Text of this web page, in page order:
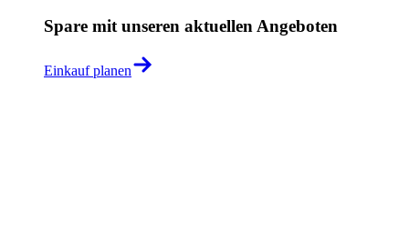
Spare mit unseren aktuellen Angeboten
Einkauf planen